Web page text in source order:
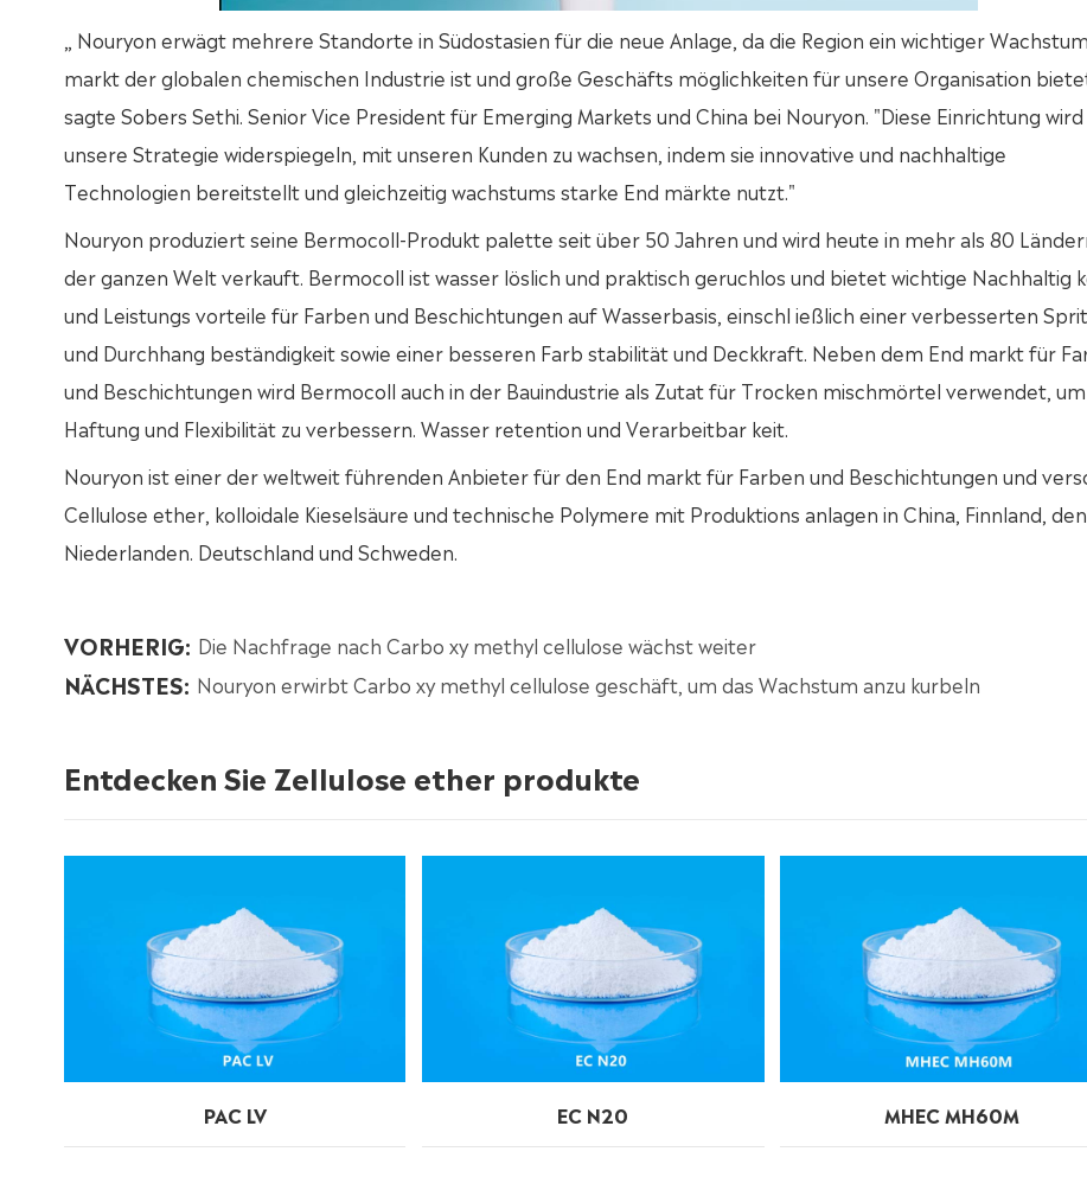
„ Nouryon erwägt mehrere Standorte in Südostasien für die neue Anlage, da die Region ein wichtiger
markt der globalen chemischen Industrie ist und große Geschäfts möglichkeiten für unsere Organisation
sagte Sobers Sethi. Senior Vice President für Emerging Markets und China bei Nouryon. "Diese Einrichtung wird
unsere Strategie widerspiegeln, mit unseren Kunden zu wachsen, indem sie innovative und nachhaltige
Technologien bereitstellt und gleichzeitig wachstums starke End märkte nutzt."
Nouryon produziert seine Bermocoll-Produkt palette seit über 50 Jahren und wird heute in mehr als 80
der ganzen Welt verkauft. Bermocoll ist wasser löslich und praktisch geruchlos und bietet wichtige Nachhaltig
und Leistungs vorteile für Farben und Beschichtungen auf Wasserbasis, einschl ießlich einer verbesserten
und Durchhang beständigkeit sowie einer besseren Farb stabilität und Deckkraft. Neben dem End markt für
und Beschichtungen wird Bermocoll auch in der Bauindustrie als Zutat für Trocken mischmörtel verwendet,
Haftung und Flexibilität zu verbessern. Wasser retention und Verarbeitbar keit.
Nouryon ist einer der weltweit führenden Anbieter für den End markt für Farben und Beschichtungen und
Cellulose ether, kolloidale Kieselsäure und technische Polymere mit Produktions anlagen in China, Finnland, den
Niederlanden. Deutschland und Schweden.
VORHERIG: Die Nachfrage nach Carbo xy methyl cellulose wächst weiter
NÄCHSTES: Nouryon erwirbt Carbo xy methyl cellulose geschäft, um das Wachstum anzu kurbeln
Entdecken Sie Zellulose ether produkte
PAC LV EC N20 MHEC MH60M